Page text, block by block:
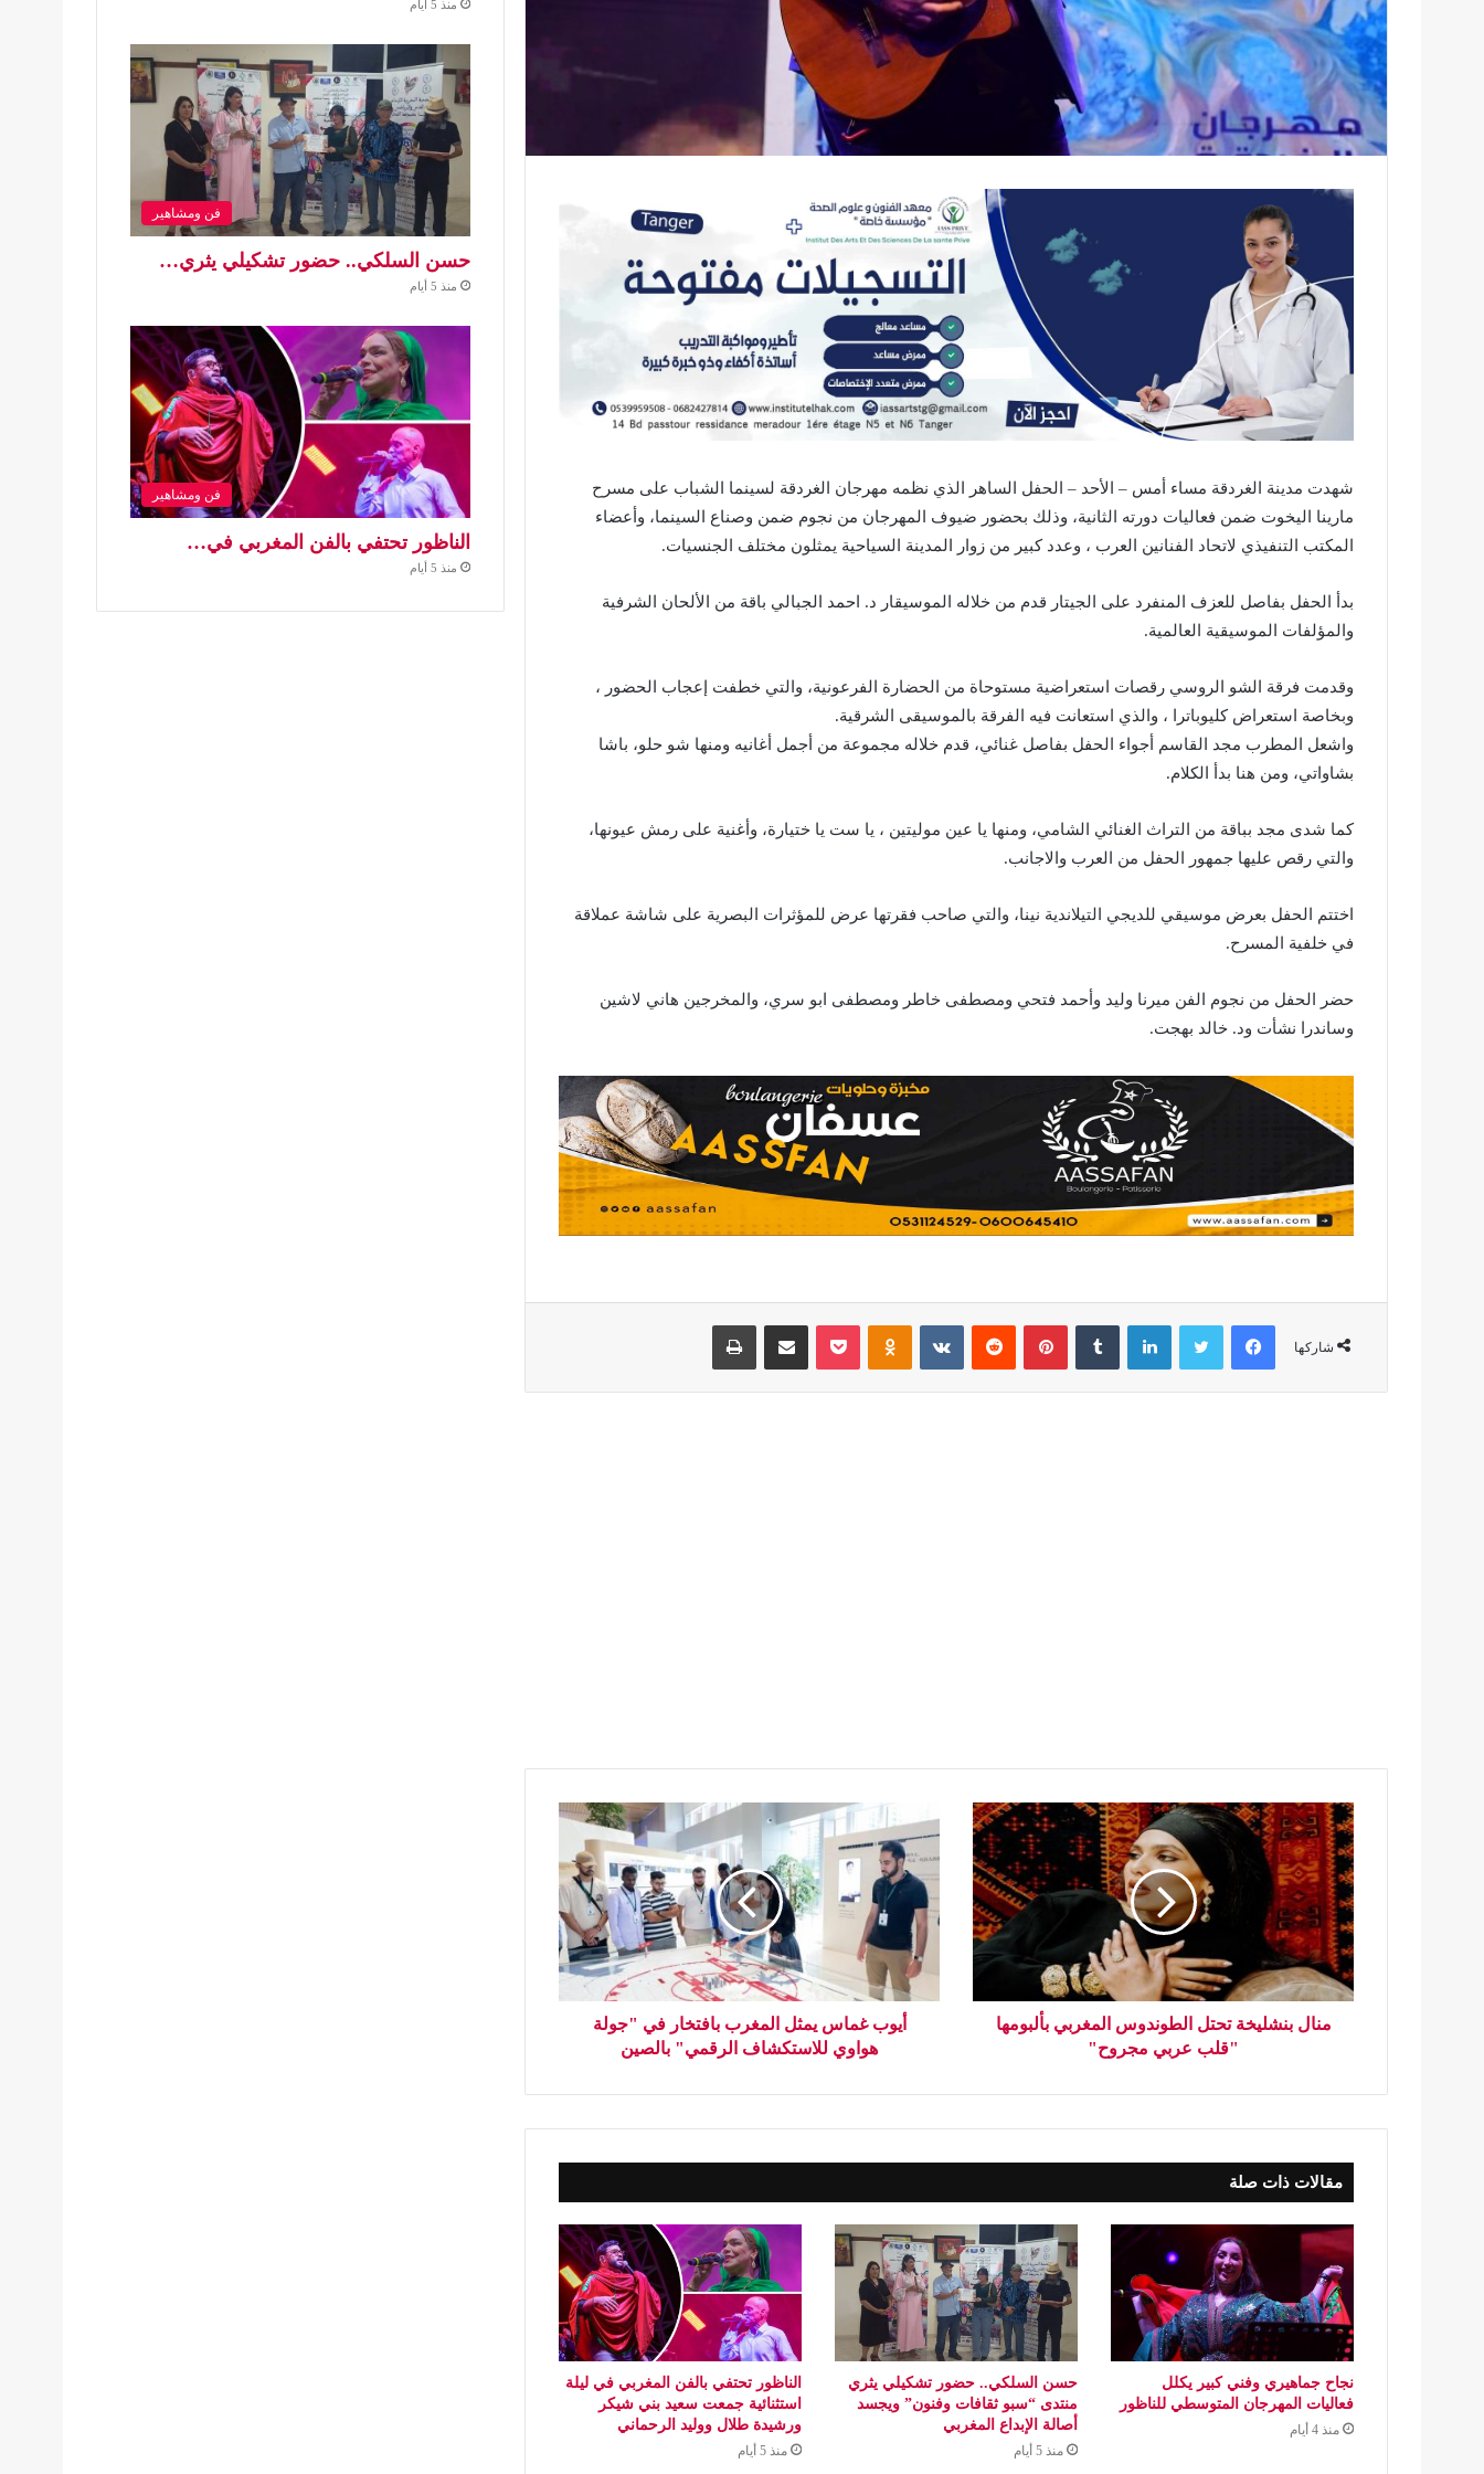
شهدت مدينة الغردقة مساء أمس – الأحد – الحفل الساهر الذي نظمه مهرجان الغردقة لسينما الشباب على مسرح
مارينا اليخوت ضمن فعاليات دورته الثانية، وذلك بحضور ضيوف المهرجان من نجوم ضمن وصناع السينما، وأعضاء
المكتب التنفيذي لاتحاد الفنانين العرب ، وعدد كبير من زوار المدينة السياحية يمثلون مختلف الجنسيات.
بدأ الحفل بفاصل للعزف المنفرد على الجيتار قدم من خلاله الموسيقار د. احمد الجبالي باقة من الألحان الشرفية
والمؤلفات الموسيقية العالمية.
وقدمت فرقة الشو الروسي رقصات استعراضية مستوحاة من الحضارة الفرعونية، والتي خطفت إعجاب الحضور ،
وبخاصة استعراض كليوباترا ، والذي استعانت فيه الفرقة بالموسيقى الشرقية.
واشعل المطرب مجد القاسم أجواء الحفل بفاصل غنائي، قدم خلاله مجموعة من أجمل أغانيه ومنها شو حلو، باشا
بشاواتي، ومن هنا بدأ الكلام.
كما شدى مجد بباقة من التراث الغنائي الشامي، ومنها يا عين موليتين ، يا ست يا ختيارة، وأغنية على رمش عيونها،
والتي رقص عليها جمهور الحفل من العرب والاجانب.
اختتم الحفل بعرض موسيقي للديجي التيلاندية نينا، والتي صاحب فقرتها عرض للمؤثرات البصرية على شاشة عملاقة
في خلفية المسرح.
حضر الحفل من نجوم الفن ميرنا وليد وأحمد فتحي ومصطفى خاطر ومصطفى ابو سري، والمخرجين هاني لاشين
وساندرا نشأت ود. خالد بهجت.
شاركها
فيسبوك تويتر لينكدإن بينتيريست Odnoklassniki
بوكيت مشاركة عبر البريد طباعة
منال بنشليخة تحتل الطوندوس المغربي بألبومها
"قلب عربي مجروح"
أيوب غماس يمثل المغرب بافتخار في "جولة
هواوي للاستكشاف الرقمي" بالصين
مقالات ذات صلة
نجاح جماهيري وفني كبير يكلل
فعاليات المهرجان المتوسطي للناظور
منذ 4 أيام
حسن السلكي.. حضور تشكيلي يثري
منتدى “سبو ثقافات وفنون” ويجسد
أصالة الإبداع المغربي
منذ 5 أيام
الناظور تحتفي بالفن المغربي في ليلة
استثنائية جمعت سعيد بني شيكر
ورشيدة طلال ووليد الرحماني
منذ 5 أيام
منذ 5 أيام
فن ومشاهير
حسن السلكي.. حضور تشكيلي يثري…
منذ 5 أيام
فن ومشاهير
الناظور تحتفي بالفن المغربي في…
منذ 5 أيام